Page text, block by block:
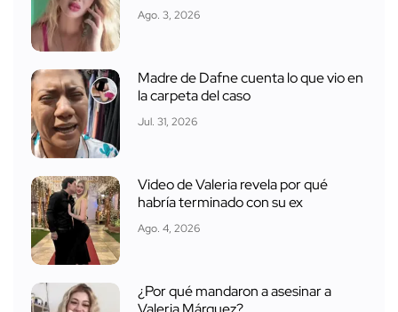
Ago. 3, 2026
Madre de Dafne cuenta lo que vio en
la carpeta del caso
Jul. 31, 2026
Video de Valeria revela por qué
habría terminado con su ex
Ago. 4, 2026
¿Por qué mandaron a asesinar a